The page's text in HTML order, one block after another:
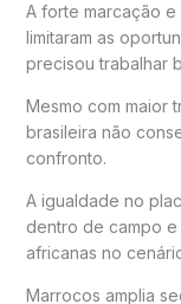
A forte marcação
limitaram as
precisou trabalhar
Mesmo com maior
brasileira não
confronto.
A igualdade no
dentro de campo
africanas no
Marrocos amplia